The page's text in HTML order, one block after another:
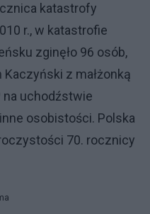
katastrofy
r., w katastrofie
zginęło 96 osób,
z małżonką
na uchodźstwie
osobistości. Polska
70. rocznicy